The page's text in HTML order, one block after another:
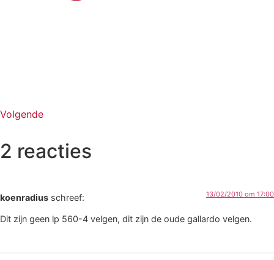
Volgende
2 reacties
koenradius schreef: 13/02/2010 om 17:00
Dit zijn geen lp 560-4 velgen, dit zijn de oude gallardo velgen.